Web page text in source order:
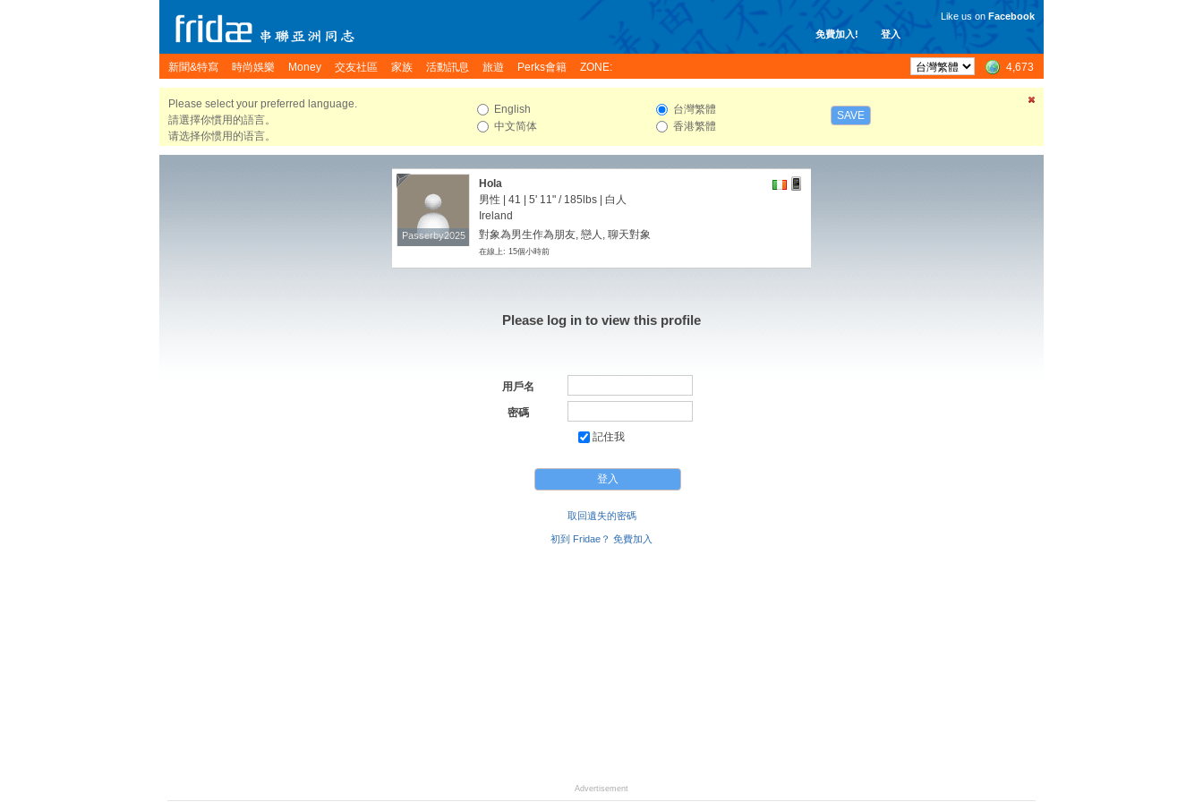
免費加入! 登入
Like us on Facebook
新聞&特寫 時尚娛樂 Money 交友社區 家族 活動訊息 旅遊 Perks會籍 ZONE: 4,673
Please select your preferred language.
請選擇你慣用的語言。
请选择你惯用的语言。
English
中文简体
台灣繁體
香港繁體
SAVE
Passerby2025
Passerby2025
Hola
男性 | 41 | 5' 11" / 185lbs | 白人
Ireland
對象為男生作為朋友, 戀人, 聊天對象
在線上: 15個小時前
Please log in to view this profile
用戶名
密碼
記住我
取回遺失的密碼
初到 Fridae？ 免費加入
Advertisement